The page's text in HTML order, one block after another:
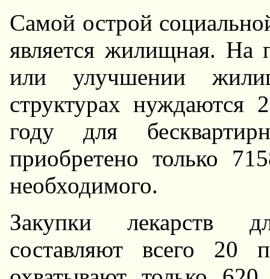
Самой острой
является жилищная. Hа
или улучшении
структурах
году для
приобретено только
необходимого.
Закупки лекарств
составляют всего 20